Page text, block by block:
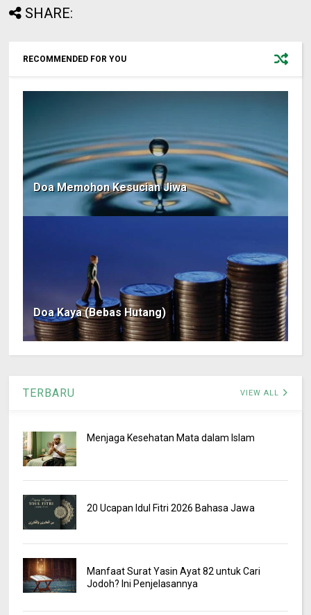
SHARE:
RECOMMENDED FOR YOU
Doa Memohon Kesucian Jiwa
Doa Kaya (Bebas Hutang)
TERBARU VIEW ALL
Menjaga Kesehatan Mata dalam Islam
20 Ucapan Idul Fitri 2026 Bahasa Jawa
Manfaat Surat Yasin Ayat 82 untuk Cari
Jodoh? Ini Penjelasannya